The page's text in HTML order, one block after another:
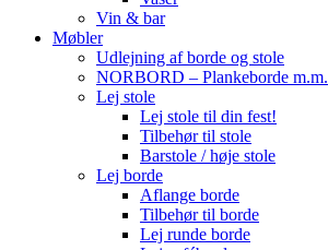
Vin & bar
Møbler
Udlejning af borde og stole
NORBORD – Plankeborde m.m.
Lej stole
Lej stole til din fest!
Tilbehør til stole
Barstole / høje stole
Lej borde
Aflange borde
Tilbehør til borde
Lej runde borde